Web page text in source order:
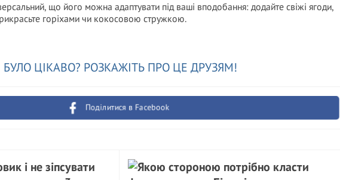
що його можна адаптувати під ваші вподобання: додайте свіжі ягоди,
горіхами чи кокосовою стружкою.
БУЛО ЦІКАВО? РОЗКАЖІТЬ ПРО ЦЕ ДРУЗЯМ!
Поділитися в Facebook